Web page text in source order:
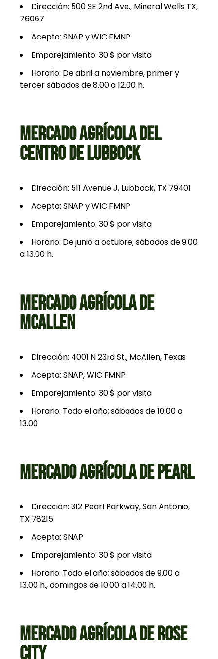
Dirección: 500 SE 2nd Ave., Mineral Wells TX,
76067
Acepta: SNAP y WIC FMNP
Emparejamiento: 30 $ por visita
Horario: De abril a noviembre, primer y
tercer sábados de 8.00 a 12.00 h.
MERCADO AGRÍCOLA DEL
CENTRO DE LUBBOCK
Dirección: 511 Avenue J, Lubbock, TX 79401
Acepta: SNAP y WIC FMNP
Emparejamiento: 30 $ por visita
Horario: De junio a octubre; sábados de 9.00
a 13.00 h.
MERCADO AGRÍCOLA DE
MCALLEN
Dirección: 4001 N 23rd St., McAllen, Texas
Acepta: SNAP, WIC FMNP
Emparejamiento: 30 $ por visita
Horario: Todo el año; sábados de 10.00 a
13.00
MERCADO AGRÍCOLA DE PEARL
Dirección: 312 Pearl Parkway, San Antonio,
TX 78215
Acepta: SNAP
Emparejamiento: 30 $ por visita
Horario: Todo el año; sábados de 9.00 a
13.00 h., domingos de 10.00 a 14.00 h.
MERCADO AGRÍCOLA DE ROSE
CITY